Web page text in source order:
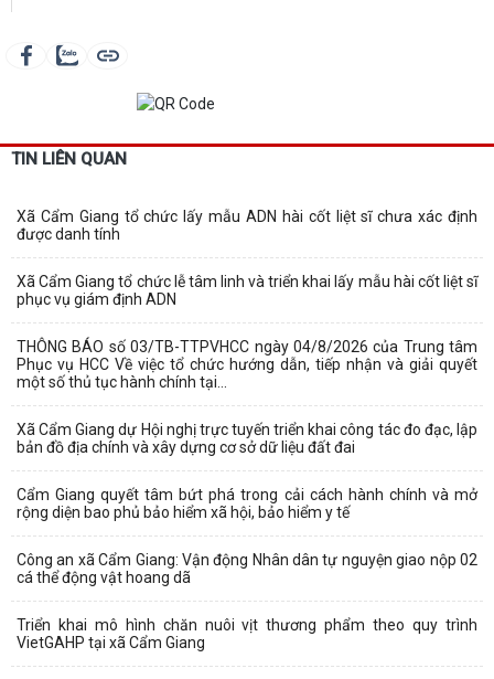
TIN LIÊN QUAN
Xã Cẩm Giang tổ chức lấy mẫu ADN hài cốt liệt sĩ chưa xác định
được danh tính
Xã Cẩm Giang tổ chức lễ tâm linh và triển khai lấy mẫu hài cốt liệt sĩ
phục vụ giám định ADN
THÔNG BÁO số 03/TB-TTPVHCC ngày 04/8/2026 của Trung tâm
Phục vụ HCC Về việc tổ chức hướng dẫn, tiếp nhận và giải quyết
một số thủ tục hành chính tại...
Xã Cẩm Giang dự Hội nghị trực tuyến triển khai công tác đo đạc, lập
bản đồ địa chính và xây dựng cơ sở dữ liệu đất đai
Cẩm Giang quyết tâm bứt phá trong cải cách hành chính và mở
rộng diện bao phủ bảo hiểm xã hội, bảo hiểm y tế
Công an xã Cẩm Giang: Vận động Nhân dân tự nguyện giao nộp 02
cá thể động vật hoang dã
Triển khai mô hình chăn nuôi vịt thương phẩm theo quy trình
VietGAHP tại xã Cẩm Giang